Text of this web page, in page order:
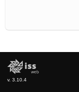
v. 3.10.4